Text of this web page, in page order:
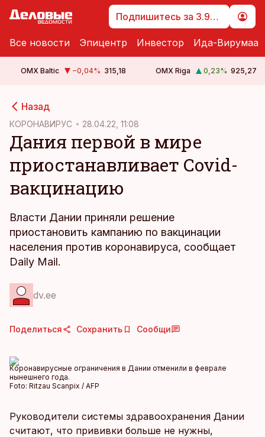
Подпишитесь за 3.99 €
Все новости Эпицентр Инвестор Ида-Вирумаа
OMX Baltic −0,04% 315,18 OMX Riga 0,23% 925,27
Назад
КОРОНАВИРУС 28.04.22, 11:08
Дания первой в мире
приостанавливает Covid-
вакцинацию
Власти Дании приняли решение
приостановить кампанию по вакцинации
населения против коронавируса, сообщает
Daily Mail.
dv.ee
Поделиться Сохранить Сообщи
Коронавирусные ограничения в Дании отменили в феврале
нынешнего года.
Foto: Ritzau Scanpix / AFP
Руководители системы здравоохранения Дании
считают, что прививки больше не нужны,